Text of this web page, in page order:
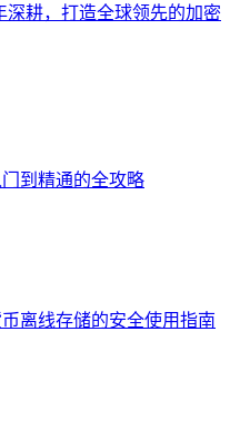
深耕，打造全球领先的加密
到精通的全攻略
离线存储的安全使用指南